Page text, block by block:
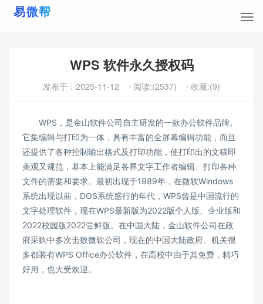
WPS 软件永久授权码
发布于： 2025-11-12 ⋅ 阅读:(2537) ⋅ 收藏:(9)
WPS，是金山软件公司自主研发的一款办公软件品牌。
它集编辑与打印为一体，具有丰富的全屏幕编辑功能，而且
还提供了各种控制输出格式及打印功能，使打印出的文稿即
美观又规范，基本上能满足各界文字工作者编辑、打印各种
文件的需要和要求。最初出现于1989年，在微软Windows
系统出现以前，DOS系统盛行的年代，WPS曾是中国流行的
文字处理软件，现在WPS最新版为2022版个人版、企业版和
2022校园版2022尝鲜版。在中国大陆，金山软件公司在政
府采购中多次击败微软公司，现在的中国大陆政府、机关很
多都装有WPS Office办公软件，在高校中由于其免费，精巧
好用，也大受欢迎。